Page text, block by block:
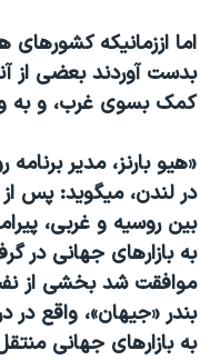
اما اززمانيکه
بدست آوردند بعضی از
کمک بسوی غرب، و به
«هيو بارنز، مدير
در لندن، ميگويد: پس
بين روسيه و غربی،
به بازارهای جهانی در
موافقت شد بخشی از
بندر «جيهان»، واقع در
به بازارهای جهانی